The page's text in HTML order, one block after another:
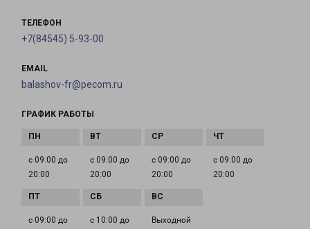
ТЕЛЕФОН
+7(84545) 5-93-00
EMAIL
balashov-fr@pecom.ru
ГРАФИК РАБОТЫ
с 09:00 до
20:00
с 09:00 до
20:00
с 09:00 до
20:00
с 09:00 до
20:00
с 09:00 до
с 10:00 до
Выходной